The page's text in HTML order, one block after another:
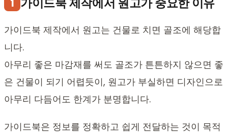
가이드북 제작에서 원고는 건물로 치면 골조에 해당합
니다.
아무리 좋은 마감재를 써도 골조가 튼튼하지 않으면 좋
은 건물이 되기 어렵듯이, 원고가 부실하면 디자인으로
아무리 다듬어도 한계가 분명합니다.
가이드북은 정보를 정확하고 쉽게 전달하는 것이 목적